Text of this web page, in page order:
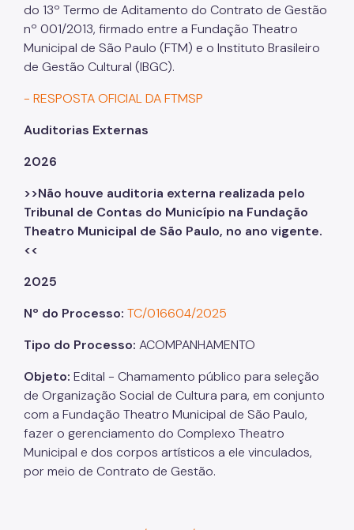
do 13º Termo de Aditamento do Contrato de Gestão
nº 001/2013, firmado entre a Fundação Theatro
Municipal de São Paulo (FTM) e o Instituto Brasileiro
de Gestão Cultural (IBGC).
- RESPOSTA OFICIAL DA FTMSP
Auditorias Externas
2026
>>Não houve auditoria externa realizada pelo
Tribunal de Contas do Município na Fundação
Theatro Municipal de São Paulo, no ano vigente.
<<
2025
Nº do Processo: TC/016604/2025
Tipo do Processo: ACOMPANHAMENTO
Objeto: Edital - Chamamento público para seleção
de Organização Social de Cultura para, em conjunto
com a Fundação Theatro Municipal de São Paulo,
fazer o gerenciamento do Complexo Theatro
Municipal e dos corpos artísticos a ele vinculados,
por meio de Contrato de Gestão.